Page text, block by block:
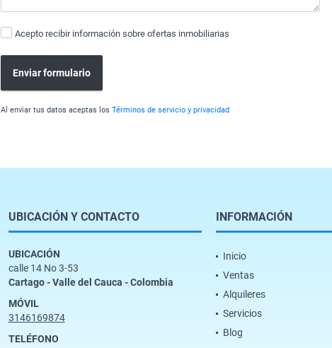
Acepto recibir información sobre ofertas inmobiliarias
Enviar formulario
Al enviar tus datos aceptas losTérminos de servicio y privacidad
UBICACIÓN Y CONTACTO
UBICACIÓN
calle 14 No 3-53
Cartago - Valle del Cauca - Colombia
MÓVIL
3146169874
TELÉFONO
INFORMACIÓN
Inicio
Ventas
Alquileres
Servicios
Blog